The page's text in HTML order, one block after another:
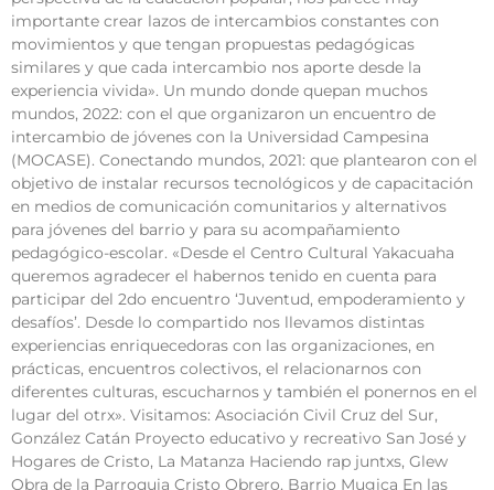
importante crear lazos de intercambios constantes con
movimientos y que tengan propuestas pedagógicas
similares y que cada intercambio nos aporte desde la
experiencia vivida». Un mundo donde quepan muchos
mundos, 2022: con el que organizaron un encuentro de
intercambio de jóvenes con la Universidad Campesina
(MOCASE). Conectando mundos, 2021: que plantearon con el
objetivo de instalar recursos tecnológicos y de capacitación
en medios de comunicación comunitarios y alternativos
para jóvenes del barrio y para su acompañamiento
pedagógico-escolar. «Desde el Centro Cultural Yakacuaha
queremos agradecer el habernos tenido en cuenta para
participar del 2do encuentro ‘Juventud, empoderamiento y
desafíos’. Desde lo compartido nos llevamos distintas
experiencias enriquecedoras con las organizaciones, en
prácticas, encuentros colectivos, el relacionarnos con
diferentes culturas, escucharnos y también el ponernos en el
lugar del otrx». Visitamos: Asociación Civil Cruz del Sur,
González Catán Proyecto educativo y recreativo San José y
Hogares de Cristo, La Matanza Haciendo rap juntxs, Glew
Obra de la Parroquia Cristo Obrero, Barrio Mugica En las